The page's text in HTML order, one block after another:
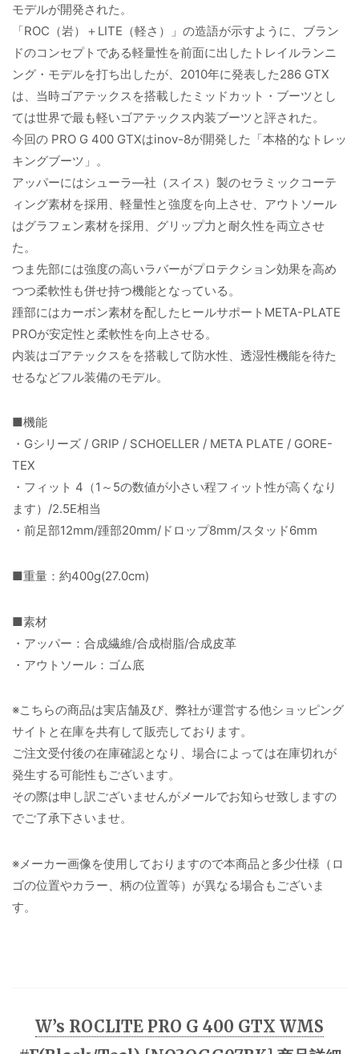
モデルが開発された。
「ROC（岩）＋LITE（軽さ）」の造語が示すように、ブラン
ドのコンセプトである軽量性を前面に出したトレイルランニ
ング・モデルを打ち出したが、2010年に発表した286 GTX
は、当時ゴアテックスを搭載したミッドカット・ブーツとし
ては世界で最も軽いゴアテックス内装ブーツと評された。
今回の PRO G 400 GTXはinov-8が開発した「本格的なトレッ
キングブーツ」。
アッパーにはシューラ―社（スイス）製のセラミックコーテ
ィング素材を採用、軽量性と強度を向上させ、アウトソール
はグラフェン素材を採用、グリップ力と耐久性を両立させ
た。
つま先部には強度の高いラバーがプロテクション効果を高め
つつ柔軟性も併せ持つ機能となっている。
踵部にはカーボン素材を配したヒールサポートMETA-PLATE
PROが安定性と柔軟性を向上させる。
内装はゴアテックスをを搭載して防水性、透湿性機能を待た
せるなどフル装備のモデル。
■機能
・Gシリーズ / GRIP / SCHOELLER / META PLATE / GORE-
TEX
・フィット 4（1～5の数値が小さい程フィット性が高くなり
ます）/2.5E相当
・前足部12mm/踵部20mm/ドロップ8mm/スタッド6mm
■重量：約400g(27.0cm)
■素材
・アッパー：合成繊維/合成樹脂/合成皮革
・アウトソール：ゴム底
※こちらの商品は実店舗及び、弊社が運営する他ショッピング
サイトと在庫を共有して販売しております。
ご注文受付後の在庫確認となり、場合によっては在庫切れが
発生する可能性もございます。
その際は申し訳ございませんがメールでお知らせ致しますの
でご了承下さいませ。
※メーカー画像を使用しておりますので本商品と多少仕様（ロ
ゴの位置やカラー、柄の位置等）が異なる場合もございま
す。
W’s ROCLITE PRO G 400 GTX WMS